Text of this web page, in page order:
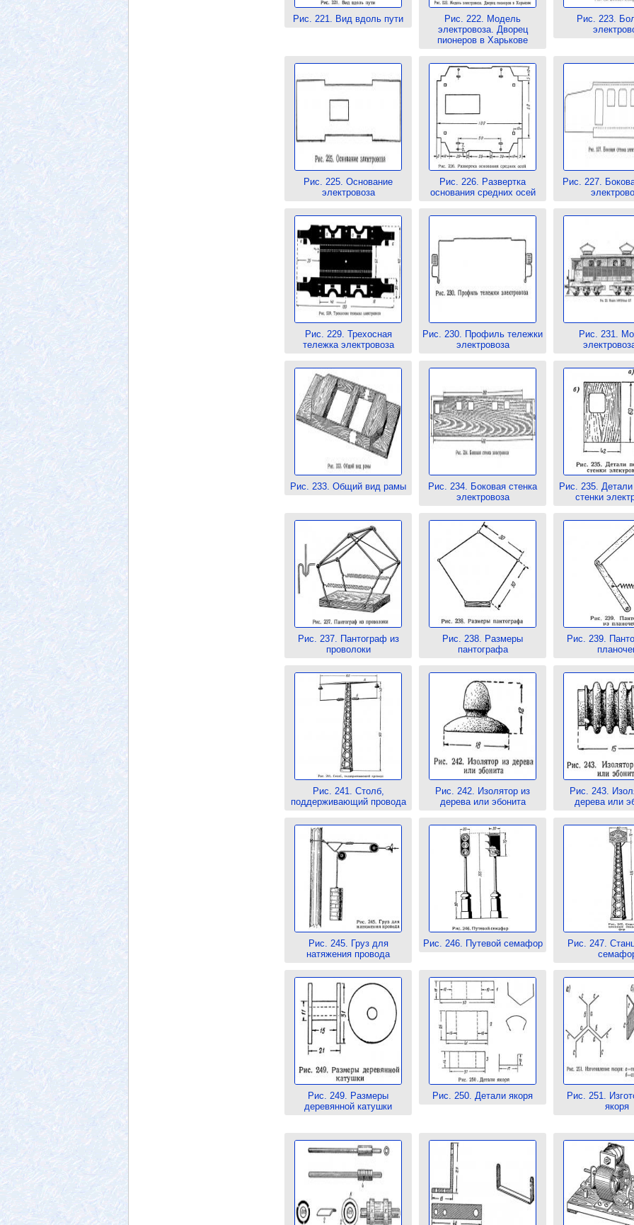
Рис. 221. Вид вдоль пути
Рис. 222. Модель
электровоза. Дворец
пионеров в Харькове
Рис. 223.
Рис. 225. Основание
электровоза
Рис. 226. Развертка
основания средних осей
Рис. 227.
Рис. 229. Трехосная
тележка электровоза
Рис. 230. Профиль тележки
электровоза
Рис. 231.
Рис. 233. Общий вид рамы
Рис. 234. Боковая стенка
электровоза
Рис. 235.
стенки
Рис. 237. Пантограф из
проволоки
Рис. 238. Размеры
пантографа
Рис. 239.
Рис. 241. Столб,
поддерживающий провода
Рис. 242. Изолятор из
дерева или эбонита
Рис. 243.
дерева или
Рис. 245. Груз для
натяжения провода
Рис. 246. Путевой семафор
Рис. 247.
Рис. 249. Размеры
деревянной катушки
Рис. 250. Детали якоря
Рис. 251.
якоря